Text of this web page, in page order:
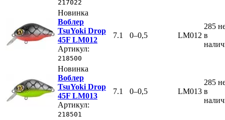
217022
Новинка
Воблер
TsuYoki Drop
45F LM012
Артикул:
218500
7.1 0–0,5 LM012
285
в
Новинка
Воблер
TsuYoki Drop
45F LM013
Артикул:
218501
7.1 0–0,5 LM013
285
в